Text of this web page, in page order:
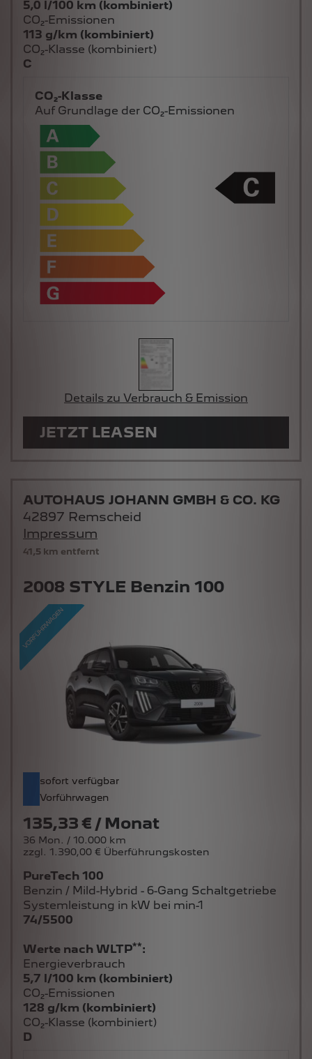
5,0 l/100 km (kombiniert)
CO₂-Emissionen
113 g/km (kombiniert)
CO₂-Klasse (kombiniert)
C
CO₂-Klasse
Auf Grundlage der CO₂-Emissionen
Details zu Verbrauch & Emission
JETZT LEASEN
41,5 km entfernt
2008 STYLE Benzin 100
sofort verfügbar
Vorführwagen
135,33 € / Monat
36 Mon. / 10.000 km
zzgl. 1.390,00 € Überführungskosten
AUTOHAUS JOHANN GMBH & CO. KG
42897 Remscheid
Impressum
PureTech 100
Benzin / Mild-Hybrid - 6-Gang Schaltgetriebe
Systemleistung in kW bei min-1
74/5500
Werte nach WLTP**:
Energieverbrauch
5,7 l/100 km (kombiniert)
CO₂-Emissionen
128 g/km (kombiniert)
CO₂-Klasse (kombiniert)
D